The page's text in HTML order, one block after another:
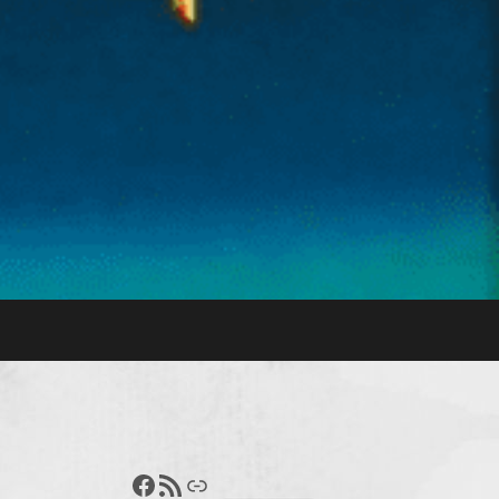
Francisco Pérez
Feed RSSEnlace